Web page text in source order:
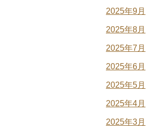
2025年9月
2025年8月
2025年7月
2025年6月
2025年5月
2025年4月
2025年3月